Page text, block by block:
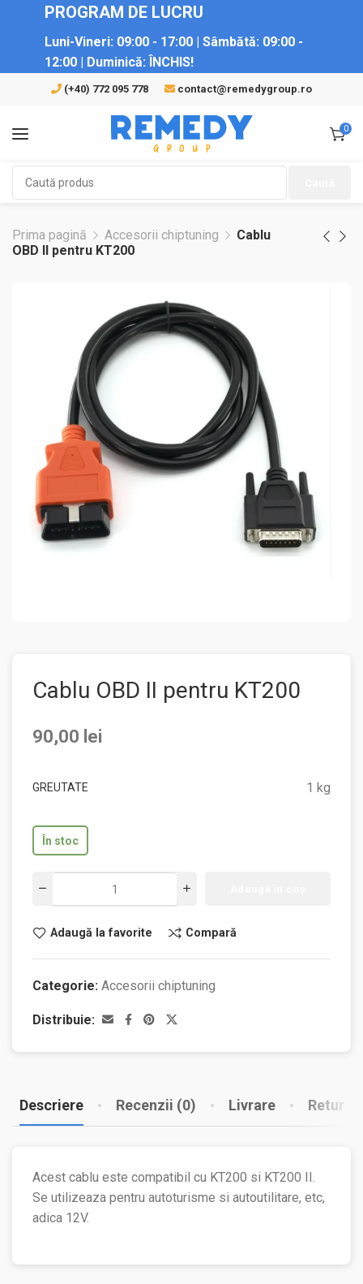
PROGRAM DE LUCRU
Luni-Vineri: 09:00 - 17:00 | Sâmbătă: 09:00 -
12:00 | Duminică: ÎNCHIS!
(+40) 772 095 778 contact@remedygroup.ro
0
Prima pagină Accesorii chiptuning
Cablu
OBD II pentru KT200
Cablu OBD II pentru KT200
90,00 lei
GREUTATE 1 kg
În stoc
Adaugă la favorite Compară
Categorie: Accesorii chiptuning
Distribuie:
Descriere Recenzii (0) Livrare Retur
Acest cablu este compatibil cu KT200 si KT200 II.
Se utilizeaza pentru autoturisme si autoutilitare, etc,
adica 12V.